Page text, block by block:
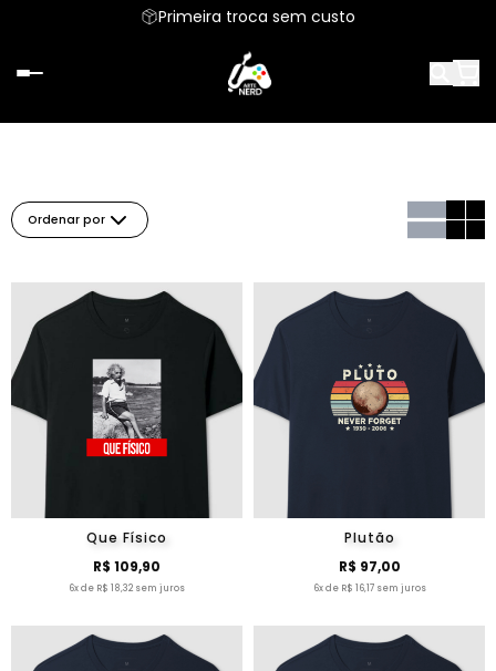
Primeira troca sem custo
Ordenar por
Que Físico
R$ 109,90
6x de R$ 18,32 sem juros
Plutão
R$ 97,00
6x de R$ 16,17 sem juros